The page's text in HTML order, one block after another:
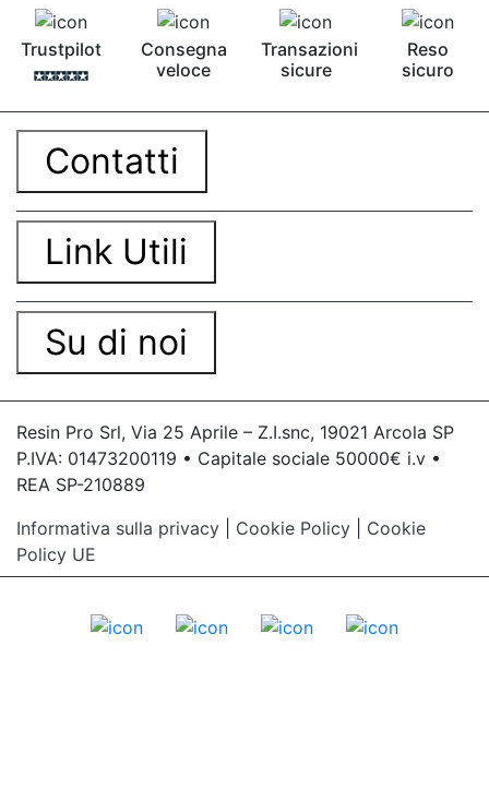
Trustpilot
Consegna
veloce
Transazioni
sicure
Reso
sicuro
Contatti
Link Utili
Su di noi
Resin Pro Srl, Via 25 Aprile – Z.I.snc, 19021 Arcola SP
P.IVA: 01473200119 • Capitale sociale 50000€ i.v •
REA SP-210889
Informativa sulla privacy
Cookie Policy
Cookie
Policy UE